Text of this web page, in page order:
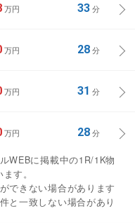
万円 33分
万円 28分
万円 31 分
万円 28分
WEBに掲載中の1R/1K物
す。
できない場合があります
と一致しない場合があり